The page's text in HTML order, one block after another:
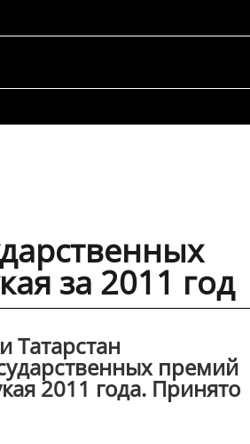
за 2011 год
Татарстан
премий
2011 года. Принято